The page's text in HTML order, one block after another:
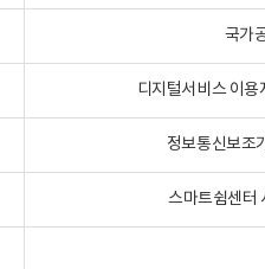
국가
디지털서비스 이용
정보통신보조
스마트쉼센터